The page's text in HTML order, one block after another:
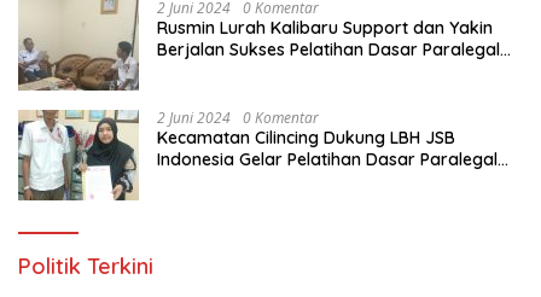
2 Juni 2024 0 Komentar
Rusmin Lurah Kalibaru Support dan Yakin
Berjalan Sukses Pelatihan Dasar Paralegal
2 Juni 2024 0 Komentar
Kecamatan Cilincing Dukung LBH JSB
Indonesia Gelar Pelatihan Dasar Paralegal
Politik Terkini